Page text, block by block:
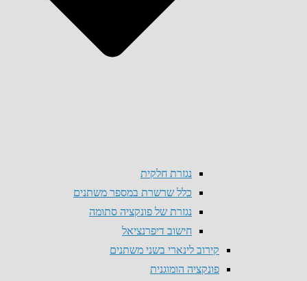
נגזרת חלקית
כלל שרשרת במספר משתנים
נגזרת של פונקציה סתומה
חישוב דיפרנציאל
קירוב לינארי בשני משתנים
פונקציה הומוגנית